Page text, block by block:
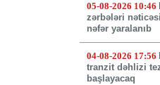
05-08-2026 10:46
zərbələri
nəfər yaralanıb
04-08-2026 17:56
tranzit dəhlizi
başlayacaq